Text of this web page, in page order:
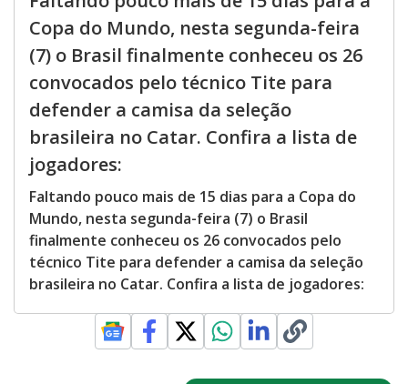
Copa do Mundo, nesta segunda-feira
(7) o Brasil finalmente conheceu os 26
convocados pelo técnico Tite para
defender a camisa da seleção
brasileira no Catar. Confira a lista de
jogadores:
Faltando pouco mais de 15 dias para a Copa do
Mundo, nesta segunda-feira (7) o Brasil
finalmente conheceu os 26 convocados pelo
técnico Tite para defender a camisa da seleção
brasileira no Catar. Confira a lista de jogadores: